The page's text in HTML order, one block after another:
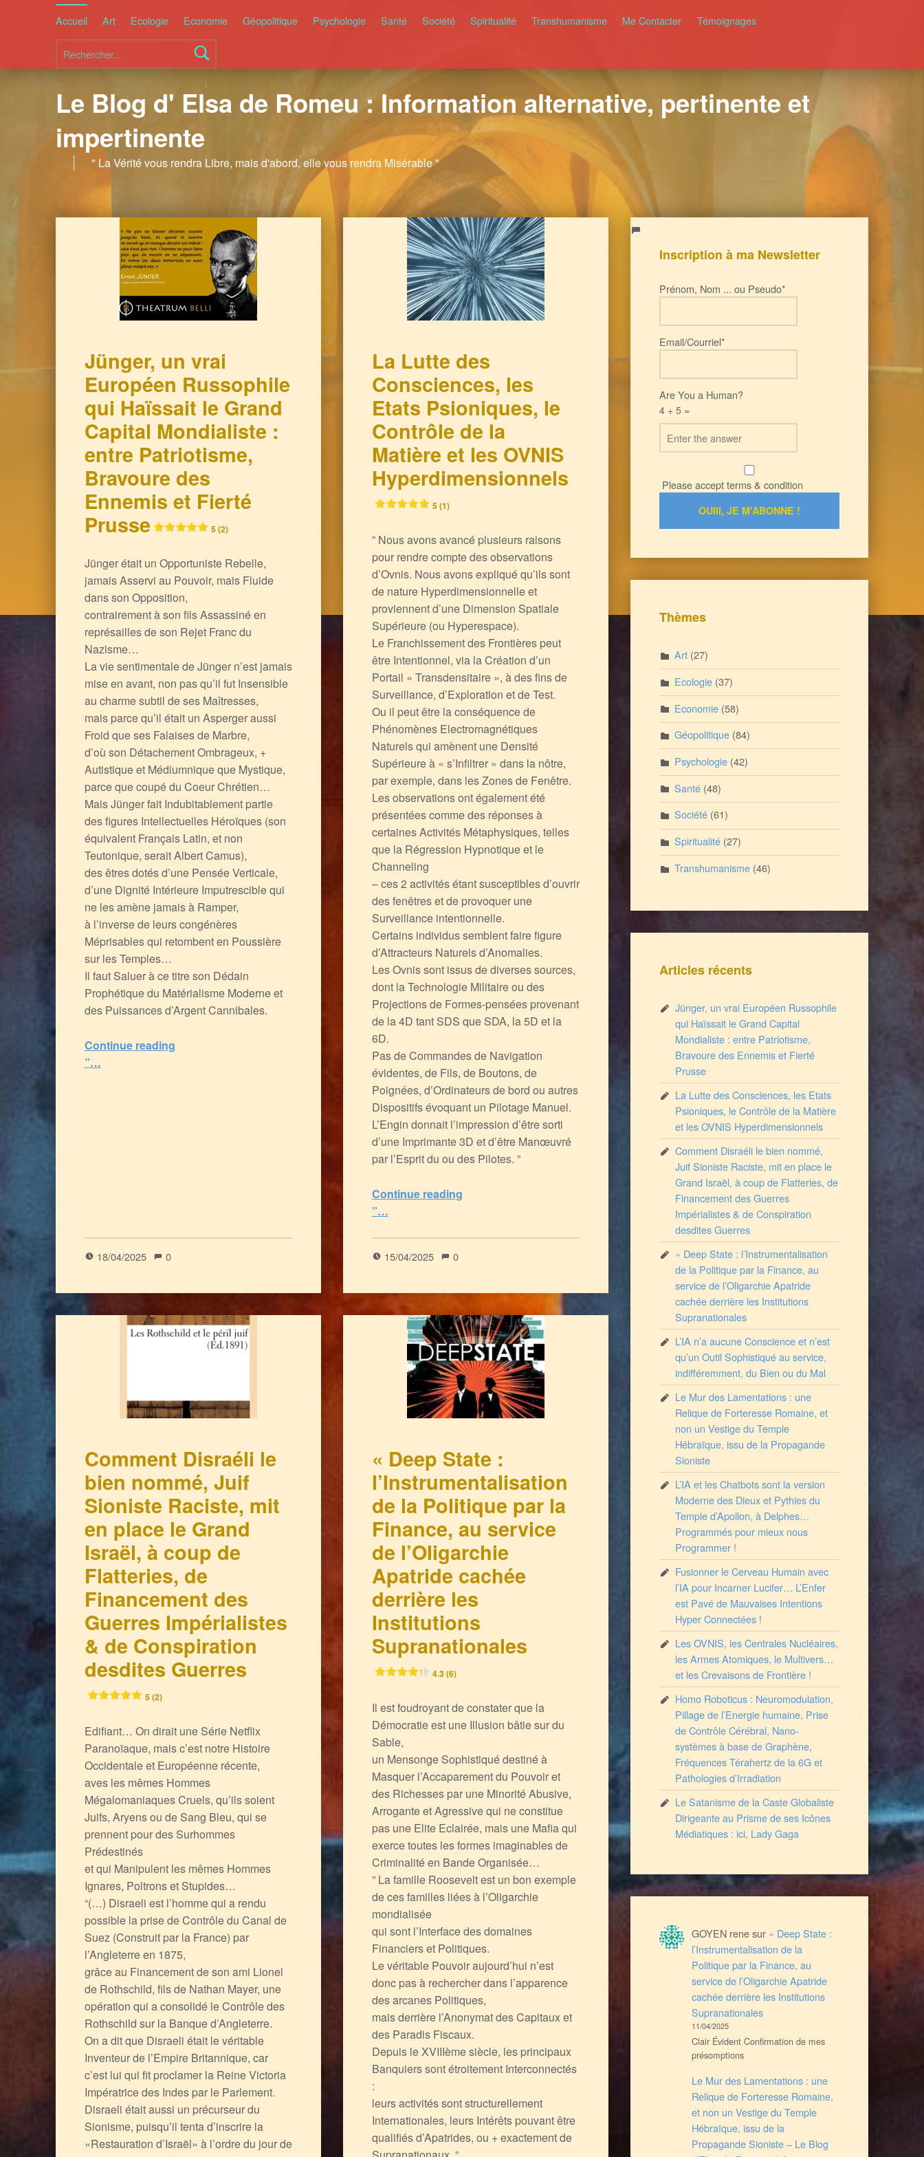
Rechercher :
Accueil Art Ecologie Economie Géopolitique Psychologie Santé Société Spiritualité Transhumanisme Me Contacter Témoignages
Le Blog d' Elsa de Romeu : Information alternative, pertinente et
impertinente
" La Vérité vous rendra Libre, mais d'abord, elle vous rendra Misérable "
Jünger, un vrai
Européen Russophile
qui Haïssait le Grand
Capital Mondialiste :
entre Patriotisme,
Bravoure des
Ennemis et Fierté
Prusse
5 (2)
Jünger était un Opportuniste Rebelle,
jamais Asservi au Pouvoir, mais Fluide
dans son Opposition,
contrairement à son fils Assassiné en
représailles de son Rejet Franc du
Nazisme…
La vie sentimentale de Jünger n’est jamais
mise en avant, non pas qu’il fut Insensible
au charme subtil de ses Maîtresses,
mais parce qu’il était un Asperger aussi
Froid que ses Falaises de Marbre,
d’où son Détachement Ombrageux, +
Autistique et Médiumnique que Mystique,
parce que coupé du Coeur Chrétien…
Mais Jünger fait Indubitablement partie
des figures Intellectuelles Héroïques (son
équivalent Français Latin, et non
Teutonique, serait Albert Camus),
des êtres dotés d’une Pensée Verticale,
d’une Dignité Intérieure Imputrescible qui
ne les amène jamais à Ramper,
à l’inverse de leurs congénères
Méprisables qui retombent en Poussière
sur les Temples…
Il faut Saluer à ce titre son Dédain
Prophétique du Matérialisme Moderne et
des Puissances d’Argent Cannibales.
Continue reading“Jünger, un vrai Européen Russophile qui Haïssait le Grand Capital Mondialiste : entre Patriotisme, Bravoure des Ennemis et Fierté Prusse
”…
18/04/2025 0
La Lutte des
Consciences, les
Etats Psioniques, le
Contrôle de la
Matière et les OVNIS
Hyperdimensionnels
5 (1)
” Nous avons avancé plusieurs raisons
pour rendre compte des observations
d’Ovnis. Nous avons expliqué qu’ils sont
de nature Hyperdimensionnelle et
proviennent d’une Dimension Spatiale
Supérieure (ou Hyperespace).
Le Franchissement des Frontières peut
être Intentionnel, via la Création d’un
Portail « Transdensitaire », à des fins de
Surveillance, d’Exploration et de Test.
Ou il peut être la conséquence de
Phénomènes Electromagnétiques
Naturels qui amènent une Densité
Supérieure à « s’Infiltrer » dans la nôtre,
par exemple, dans les Zones de Fenêtre.
Les observations ont également été
présentées comme des réponses à
certaines Activités Métaphysiques, telles
que la Régression Hypnotique et le
Channeling
– ces 2 activités étant susceptibles d’ouvrir
des fenêtres et de provoquer une
Surveillance intentionnelle.
Certains individus semblent faire figure
d’Attracteurs Naturels d’Anomalies.
Les Ovnis sont issus de diverses sources,
dont la Technologie Militaire ou des
Projections de Formes-pensées provenant
de la 4D tant SDS que SDA, la 5D et la
6D.
Pas de Commandes de Navigation
évidentes, de Fils, de Boutons, de
Poignées, d’Ordinateurs de bord ou autres
Dispositifs évoquant un Pilotage Manuel.
L’Engin donnait l’impression d’être sorti
d’une Imprimante 3D et d’être Manœuvré
par l’Esprit du ou des Pilotes. ”
Continue reading“La Lutte des Consciences, les Etats Psioniques, le Contrôle de la Matière et les OVNIS Hyperdimensionnels
”…
15/04/2025 0
Comment Disraéli le
bien nommé, Juif
Sioniste Raciste, mit
en place le Grand
Israël, à coup de
Flatteries, de
Financement des
Guerres Impérialistes
& de Conspiration
desdites Guerres
5 (2)
Edifiant… On dirait une Série Netflix
Paranoïaque, mais c’est notre Histoire
Occidentale et Européenne récente,
aves les mêmes Hommes
Mégalomaniaques Cruels, qu’ils soient
Juifs, Aryens ou de Sang Bleu, qui se
prennent pour des Surhommes
Prédestinés
et qui Manipulent les mêmes Hommes
Ignares, Poltrons et Stupides…
“(…) Disraeli est l’homme qui a rendu
possible la prise de Contrôle du Canal de
Suez (Construit par la France) par
l’Angleterre en 1875,
grâce au Financement de son ami Lionel
de Rothschild, fils de Nathan Mayer, une
opération qui a consolidé le Contrôle des
Rothschild sur la Banque d’Angleterre.
On a dit que Disraeli était le véritable
Inventeur de l’Empire Britannique, car
c’est lui qui fit proclamer la Reine Victoria
Impératrice des Indes par le Parlement.
Disraeli était aussi un précurseur du
Sionisme, puisqu’il tenta d’inscrire la
«Restauration d’Israël» à l’ordre du jour de
« Deep State :
l’Instrumentalisation
de la Politique par la
Finance, au service
de l’Oligarchie
Apatride cachée
derrière les
Institutions
Supranationales
4.3 (6)
Il est foudroyant de constater que la
Démocratie est une Illusion bâtie sur du
Sable,
un Mensonge Sophistiqué destiné à
Masquer l’Accaparement du Pouvoir et
des Richesses par une Minorité Abusive,
Arrogante et Agressive qui ne constitue
pas une Elite Eclairée, mais une Mafia qui
exerce toutes les formes imaginables de
Criminalité en Bande Organisée…
” La famille Roosevelt est un bon exemple
de ces familles liées à l’Oligarchie
mondialisée
qui sont l’Interface des domaines
Financiers et Politiques.
Le véritable Pouvoir aujourd’hui n’est
donc pas à rechercher dans l’apparence
des arcanes Politiques,
mais derrière l’Anonymat des Capitaux et
des Paradis Fiscaux.
Depuis le XVIIIème siècle, les principaux
Banquiers sont étroitement Interconnectés
:
leurs activités sont structurellement
Internationales, leurs Intérêts pouvant être
qualifiés d’Apatrides, ou + exactement de
Inscription à ma Newsletter
Prénom, Nom ... ou Pseudo*
Email/Courriel*
Are You a Human?
4 + 5 =
Please accept terms & condition
Thèmes
Art(27)
Ecologie(37)
Economie(58)
Géopolitique(84)
Psychologie(42)
Santé(48)
Société(61)
Spiritualité(27)
Transhumanisme(46)
Articles récents
Jünger, un vrai Européen Russophile
qui Haïssait le Grand Capital
Mondialiste : entre Patriotisme,
Bravoure des Ennemis et Fierté
Prusse
La Lutte des Consciences, les Etats
Psioniques, le Contrôle de la Matière
et les OVNIS Hyperdimensionnels
Comment Disraéli le bien nommé,
Juif Sioniste Raciste, mit en place le
Grand Israël, à coup de Flatteries, de
Financement des Guerres
Impérialistes & de Conspiration
desdites Guerres
« Deep State : l’Instrumentalisation
de la Politique par la Finance, au
service de l’Oligarchie Apatride
cachée derrière les Institutions
Supranationales
L’IA n’a aucune Conscience et n’est
qu’un Outil Sophistiqué au service,
indifféremment, du Bien ou du Mal
Le Mur des Lamentations : une
Relique de Forteresse Romaine, et
non un Vestige du Temple
Hébraïque, issu de la Propagande
Sioniste
L’IA et les Chatbots sont la version
Moderne des Dieux et Pythies du
Temple d’Apollon, à Delphes…
Programmés pour mieux nous
Programmer !
Fusionner le Cerveau Humain avec
l’IA pour Incarner Lucifer… L’Enfer
est Pavé de Mauvaises Intentions
Hyper Connectées !
Les OVNIS, les Centrales Nucléaires,
les Armes Atomiques, le Multivers…
et les Crevaisons de Frontière !
Homo Roboticus : Neuromodulation,
Pillage de l’Energie humaine, Prise
de Contrôle Cérébral, Nano-
systèmes à base de Graphène,
Fréquences Térahertz de la 6G et
Pathologies d’Irradiation
Le Satanisme de la Caste Globaliste
Dirigeante au Prisme de ses Icônes
Médiatiques : ici, Lady Gaga
GOYEN renesur « Deep State :
l’Instrumentalisation de la
Politique par la Finance, au
service de l’Oligarchie Apatride
cachée derrière les Institutions
Supranationales
11/04/2025
Clair Évident Confirmation de mes
présomptions
Le Mur des Lamentations : une
Relique de Forteresse Romaine,
et non un Vestige du Temple
Hébraïque, issu de la
Propagande Sioniste – Le Blog